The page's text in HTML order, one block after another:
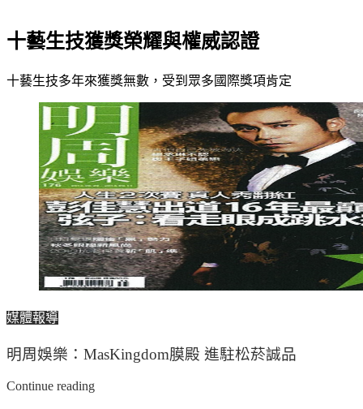
十藝生技獲獎榮耀與權威認證
十藝生技多年來獲獎無數，受到眾多國際獎項肯定
媒體報導
明周娛樂：MasKingdom膜殿 進駐松菸誠品
Continue reading